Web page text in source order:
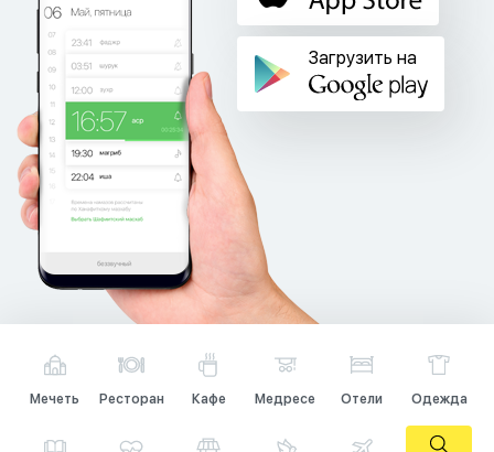
Загрузить на
Мечеть Ресторан Кафе Медресе Отели Одежда